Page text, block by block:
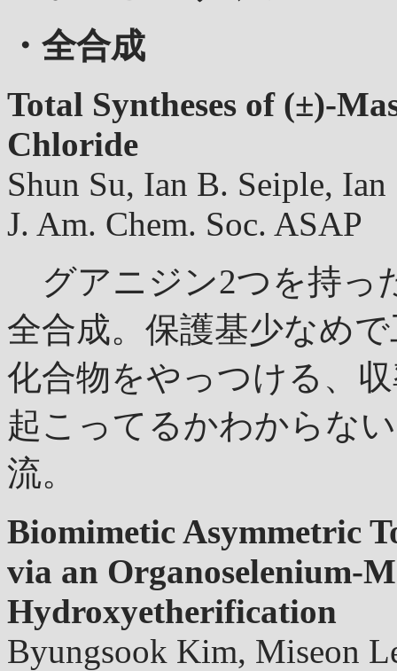
・全合成
Total Syntheses of (±)-
Chloride
Shun Su, Ian B. Seiple,
J. Am. Chem. Soc. ASAP
グアニジン2つを持っ
全合成。保護基少なめ
化合物をやっつける、
起こってるかわからな
流。
Biomimetic Asymmetric
via an Organoselenium-
Hydroxyetherification
Byungsook Kim, Miseon